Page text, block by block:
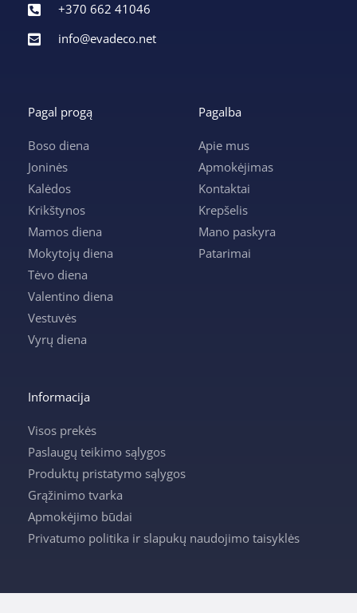
+370 662 41046
info@evadeco.net
Pagal progą
Boso diena
Joninės
Kalėdos
Krikštynos
Mamos diena
Mokytojų diena
Tėvo diena
Valentino diena
Vestuvės
Vyrų diena
Pagalba
Apie mus
Apmokėjimas
Kontaktai
Krepšelis
Mano paskyra
Patarimai
Informacija
Visos prekės
Paslaugų teikimo sąlygos
Produktų pristatymo sąlygos
Grąžinimo tvarka
Apmokėjimo būdai
Privatumo politika ir slapukų naudojimo taisyklės